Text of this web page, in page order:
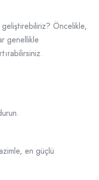
geliştirebiliriz? Öncelikle,
genellikle
en güçlü